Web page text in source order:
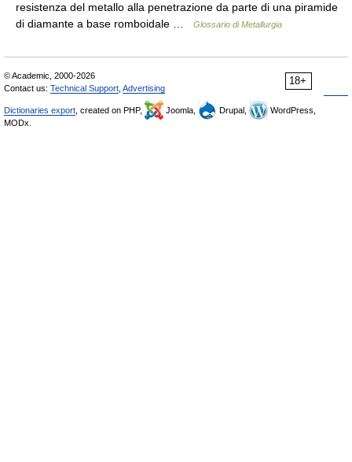
resistenza del metallo alla penetrazione da parte di una piramide
di diamante a base romboidale …
Glossario di Metallurgia
18+
© Academic, 2000-2026
Contact us: Technical Support Advertising
Dictionaries export , created on PHP, Joomla, Drupal,
WordPress,
MODx.